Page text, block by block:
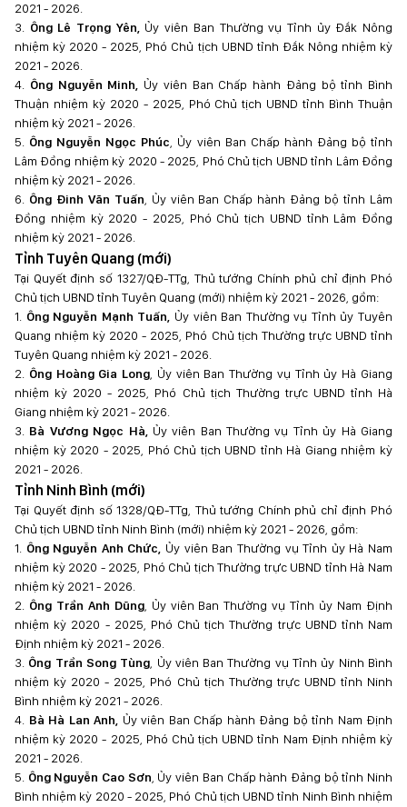
2021 - 2026.
3. Ông Lê Trọng Yên,
Ủy viên Ban Thường vụ Tỉnh ủy Đắk Nông
nhiệm kỳ 2020 - 2025, Phó Chủ tịch UBND tỉnh Đắk Nông nhiệm kỳ
2021 - 2026.
4.
Ông Nguyễn Minh,
Ủy viên Ban Chấp hành Đảng bộ tỉnh Bình
Thuận nhiệm kỳ 2020 - 2025, Phó Chủ tịch UBND tỉnh Bình Thuận
nhiệm kỳ 2021 - 2026.
5. Ông Nguyễn Ngọc Phúc , Ủy viên Ban Chấp hành Đảng bộ tỉnh
Lâm Đồng nhiệm kỳ 2020 - 2025, Phó Chủ tịch UBND tỉnh Lâm Đồng
nhiệm kỳ 2021 - 2026.
6. Ông Đinh Văn Tuấn , Ủy viên Ban Chấp hành Đảng bộ tỉnh Lâm
Đồng nhiệm kỳ 2020 - 2025, Phó Chủ tịch UBND tỉnh Lâm Đồng
nhiệm kỳ 2021 - 2026.
Tỉnh Tuyên Quang (mới)
Tại Quyết định số 1327/QĐ-TTg, Thủ tướng Chính phủ chỉ định Phó
Chủ tịch UBND tỉnh Tuyên Quang (mới) nhiệm kỳ 2021 - 2026, gồm:
1. Ông Nguyễn Mạnh Tuấn, Ủy viên Ban Thường vụ Tỉnh ủy Tuyên
Quang nhiệm kỳ 2020 - 2025, Phó Chủ tịch Thường trực UBND tỉnh
Tuyên Quang nhiệm kỳ 2021 - 2026.
2. Ông Hoàng Gia Long , Ủy viên Ban Thường vụ Tỉnh ủy Hà Giang
nhiệm kỳ 2020 - 2025, Phó Chủ tịch Thường trực UBND tỉnh Hà
Giang nhiệm kỳ 2021 - 2026.
3. Bà Vương Ngọc Hà,
Ủy viên Ban Thường vụ Tỉnh ủy Hà Giang
nhiệm kỳ 2020 - 2025, Phó Chủ tịch UBND tỉnh Hà Giang nhiệm kỳ
2021 - 2026.
Tỉnh Ninh Bình (mới)
Tại Quyết định số 1328/QĐ-TTg, Thủ tướng Chính phủ chỉ định Phó
Chủ tịch UBND tỉnh Ninh Bình (mới) nhiệm kỳ 2021 - 2026, gồm:
1. Ông Nguyễn Anh Chức,
Ủy viên Ban Thường vụ Tỉnh ủy Hà Nam
nhiệm kỳ 2020 - 2025, Phó Chủ tịch Thường trực UBND tỉnh Hà Nam
nhiệm kỳ 2021 - 2026.
2. Ông Trần Anh Dũng, Ủy viên Ban Thường vụ Tỉnh ủy Nam Định
nhiệm kỳ 2020 - 2025, Phó Chủ tịch Thường trực UBND tỉnh Nam
Định nhiệm kỳ 2021 - 2026.
3. Ông Trần Song Tùng , Ủy viên Ban Thường vụ Tỉnh ủy Ninh Bình
nhiệm kỳ 2020 - 2025, Phó Chủ tịch Thường trực UBND tỉnh Ninh
Bình nhiệm kỳ 2021 - 2026.
4. Bà Hà Lan Anh,
Ủy viên Ban Chấp hành Đảng bộ tỉnh Nam Định
nhiệm kỳ 2020 - 2025, Phó Chủ tịch UBND tỉnh Nam Định nhiệm kỳ
2021 - 2026.
5. Ông Nguyễn Cao Sơn , Ủy viên Ban Chấp hành Đảng bộ tỉnh Ninh
Bình nhiệm kỳ 2020 - 2025, Phó Chủ tịch UBND tỉnh Ninh Bình nhiệm